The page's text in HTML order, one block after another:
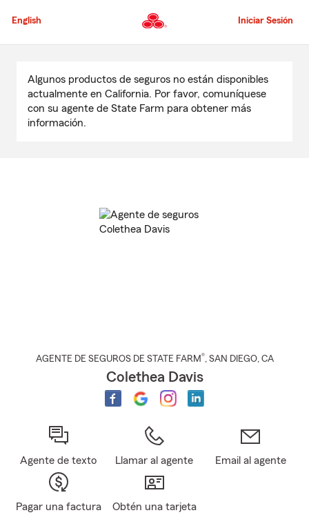
al
principal
English Iniciar Sesión
contenido
principal
Algunos productos de seguros no están disponibles
actualmente en California. Por favor, comuníquese
con su agente de State Farm para obtener más
información.
AGENTE DE SEGUROS DE STATE FARM®, SAN DIEGO, CA
Colethea Davis
Agente de texto Llamar al agente Email al agente
Pagar una factura
Obtén una tarjeta